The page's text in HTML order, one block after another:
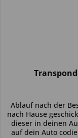
Ablauf nach der
nach Hause
dieser in deinen
auf dein Auto